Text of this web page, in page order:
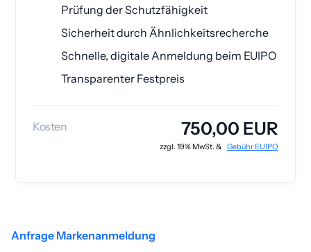
Prüfung der Schutzfähigkeit
Sicherheit durch Ähnlichkeitsrecherche
Schnelle, digitale Anmeldung beim EUIPO
Transparenter Festpreis
Kosten 750,00 EUR
zzgl. 19% MwSt. & Gebühr EUIPO
Anfrage Markenanmeldung